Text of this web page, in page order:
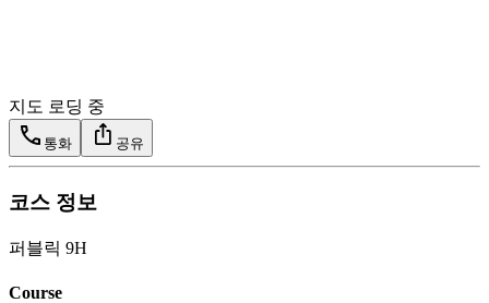
지도 로딩 중
통화 공유
코스 정보
퍼블릭 9H
Course